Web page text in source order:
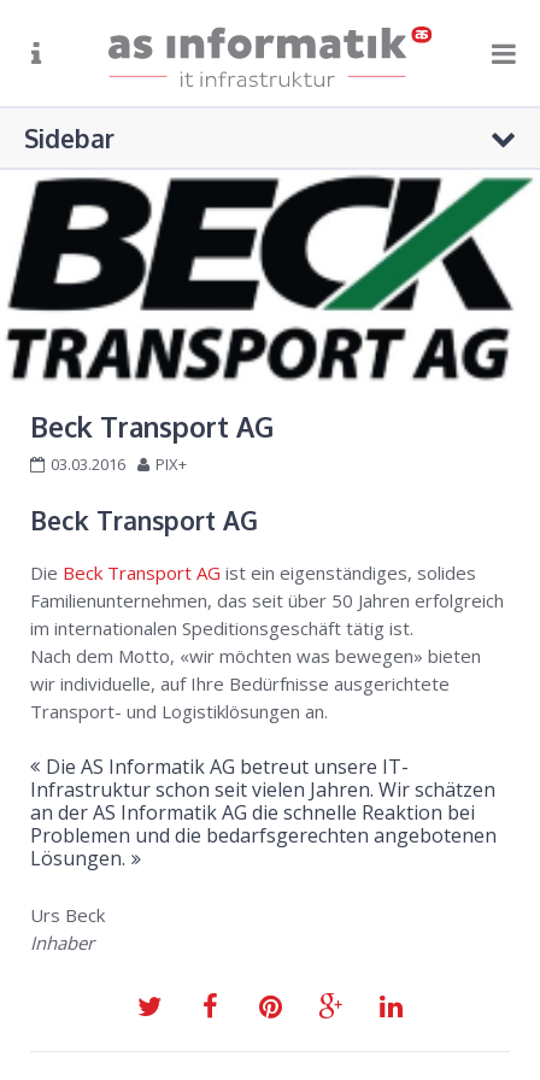
+41 71 622 55 66
info@as-info.ch
Oberfeldstrasse 9, Weinfelden
STARTSEITE
ÜBER UNS
ANGEBOT
REFERENZEN
SUPPORT
Sidebar
Keine Kategorien
Beck Transport AG
03.03.2016 PIX+
Beck Transport AG
Die Beck Transport AG ist ein eigenständiges, solides
Familienunternehmen, das seit über 50 Jahren erfolgreich
im internationalen Speditionsgeschäft tätig ist.
Nach dem Motto, «wir möchten was bewegen» bieten
wir individuelle, auf Ihre Bedürfnisse ausgerichtete
Transport- und Logistiklösungen an.
Die AS Informatik AG betreut unsere IT-
Infrastruktur schon seit vielen Jahren. Wir schätzen
an der AS Informatik AG die schnelle Reaktion bei
Problemen und die bedarfsgerechten angebotenen
Lösungen.
Urs Beck
Inhaber